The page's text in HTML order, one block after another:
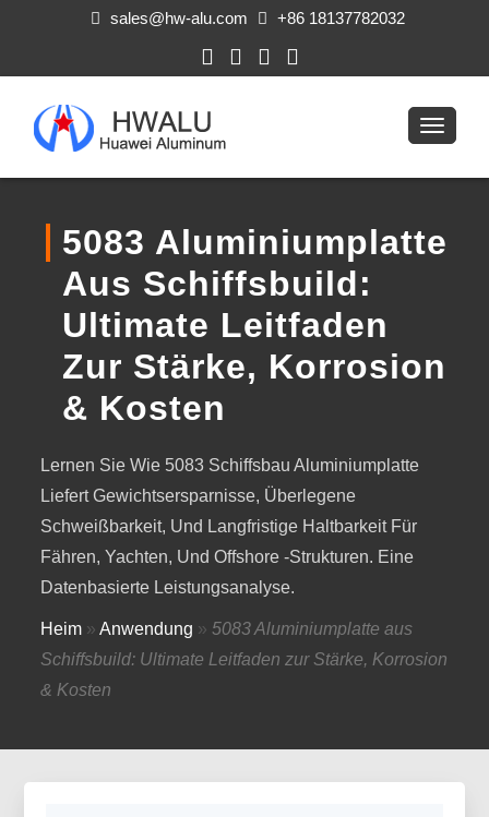
sales@hw-alu.com +86 18137782032
5083 Aluminiumplatte
Aus Schiffsbuild:
Ultimate Leitfaden
Zur Stärke, Korrosion
& Kosten
Lernen Sie Wie 5083 Schiffsbau Aluminiumplatte
Liefert Gewichtsersparnisse, Überlegene
Schweißbarkeit, Und Langfristige Haltbarkeit Für
Fähren, Yachten, Und Offshore -Strukturen. Eine
Datenbasierte Leistungsanalyse.
Heim »Anwendung »5083 Aluminiumplatte aus
Schiffsbuild: Ultimate Leitfaden zur Stärke, Korrosion
& Kosten